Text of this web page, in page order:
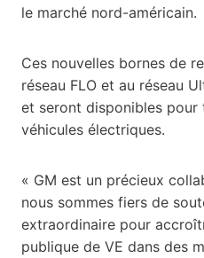
le marché nord-américain.
Ces nouvelles bornes de
réseau FLO et au réseau
et seront disponibles pour
véhicules électriques.
« GM est un précieux
nous sommes fiers de
extraordinaire pour
publique de VE dans des